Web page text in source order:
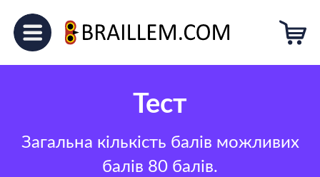
Тест
Загальна кількість балів можливих
балів 80 балів.